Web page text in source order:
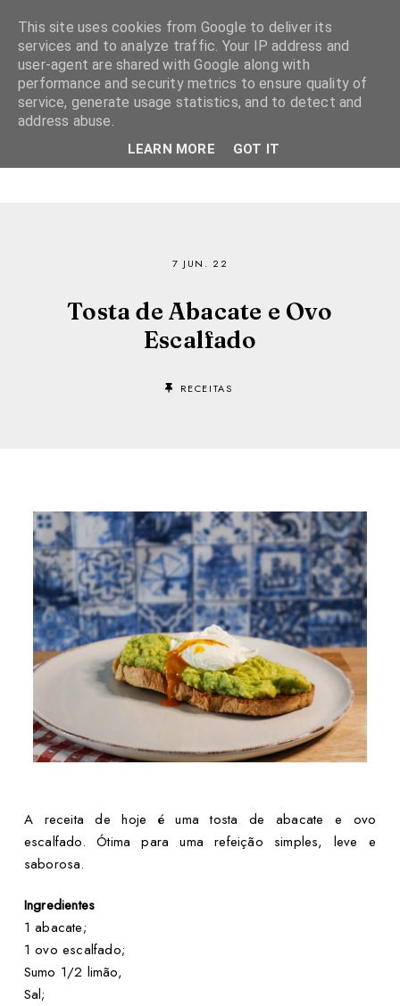
7 JUN. 22
Tosta de Abacate e Ovo
Escalfado
RECEITAS
A receita de hoje é uma tosta de abacate e ovo
escalfado. Ótima para uma refeição simples, leve e
saborosa.
Ingredientes
1 abacate;
1 ovo escalfado;
Sumo 1/2 limão,
Sal;
This site uses cookies from Google to deliver its
services and to analyze traffic. Your IP address and
user-agent are shared with Google along with
performance and security metrics to ensure quality of
service, generate usage statistics, and to detect and
address abuse.
LEARN MORE GOT IT